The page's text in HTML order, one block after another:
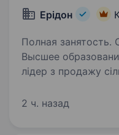
Ерідон
Полная занятость.
Высшее образование. ТОВ «ЕРІДОН
лідер з продажу
«Менеджера з
2 ч. назад